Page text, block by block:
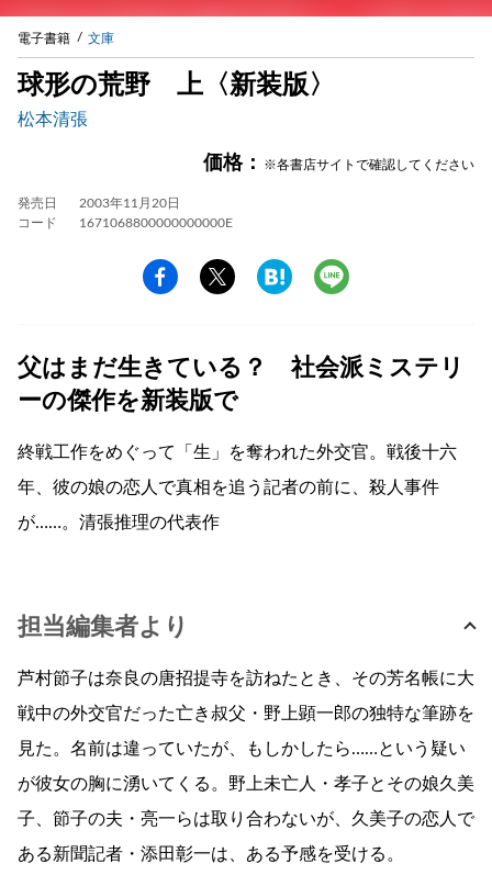
電子書籍 文庫
球形の荒野 上〈新装版〉
松本清張
価格： ※各書店サイトで確認してください
発売日
2003年11月20日
コード
1671068800000000000E
父はまだ生きている？ 社会派ミステリ
ーの傑作を新装版で
終戦工作をめぐって「生」を奪われた外交官。戦後十六
年、彼の娘の恋人で真相を追う記者の前に、殺人事件
が……。清張推理の代表作
担当編集者より
芦村節子は奈良の唐招提寺を訪ねたとき、その芳名帳に大
戦中の外交官だった亡き叔父・野上顕一郎の独特な筆跡を
見た。名前は違っていたが、もしかしたら……という疑い
が彼女の胸に湧いてくる。野上未亡人・孝子とその娘久美
子、節子の夫・亮一らは取り合わないが、久美子の恋人で
ある新聞記者・添田彰一は、ある予感を受ける。